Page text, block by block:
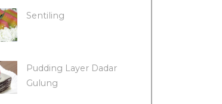
Sentiling
Pudding Layer Dadar
Gulung